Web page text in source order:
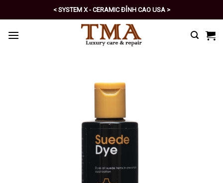
to
content
< SYSTEM X - CERAMIC ĐỈNH CAO USA >
< PRO - TỰ CHĂM SÓC XE SỐ 1 >